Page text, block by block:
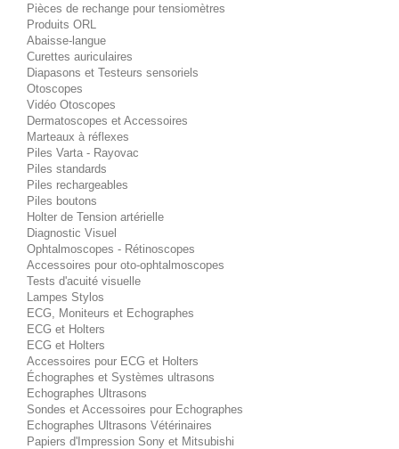
Pièces de rechange pour tensiomètres
Produits ORL
Abaisse-langue
Curettes auriculaires
Diapasons et Testeurs sensoriels
Otoscopes
Vidéo Otoscopes
Dermatoscopes et Accessoires
Marteaux à réflexes
Piles Varta - Rayovac
Piles standards
Piles rechargeables
Piles boutons
Holter de Tension artérielle
Diagnostic Visuel
Ophtalmoscopes - Rétinoscopes
Accessoires pour oto-ophtalmoscopes
Tests d'acuité visuelle
Lampes Stylos
ECG, Moniteurs et Echographes
ECG et Holters
ECG et Holters
Accessoires pour ECG et Holters
Échographes et Systèmes ultrasons
Echographes Ultrasons
Sondes et Accessoires pour Echographes
Echographes Ultrasons Vétérinaires
Papiers d'Impression Sony et Mitsubishi